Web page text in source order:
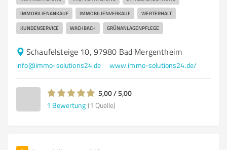
IMMOBILIENANKAUF IMMOBILIENVERKAUF WERTERHALT
KUNDENSERVICE WACHBACH GRÜNANLAGENPFLEGE
Schaufelsteige 10, 97980 Bad Mergentheim
info@immo-solutions24.de www.immo-solutions24.de/
5,00 / 5,00
1 Bewertung (1 Quelle)